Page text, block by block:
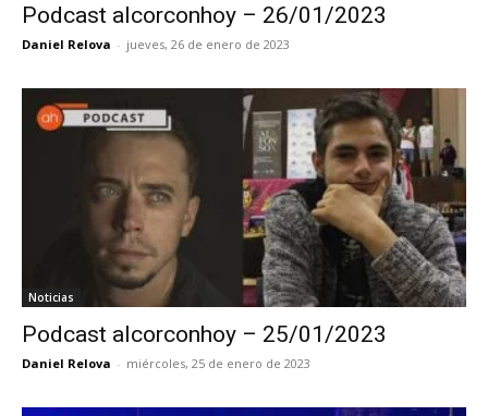
Podcast alcorconhoy – 26/01/2023
Daniel Relova - jueves, 26 de enero de 2023
Noticias
Podcast alcorconhoy – 25/01/2023
Daniel Relova - miércoles, 25 de enero de 2023